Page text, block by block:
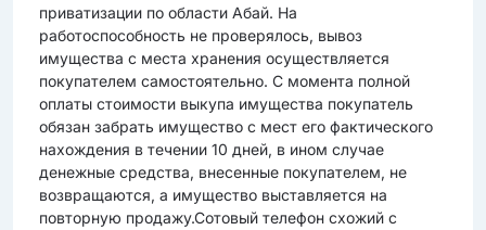
приватизации по области Абай. На
работоспособность не проверялось, вывоз
имущества c места хранения осуществляется
покупателем самостоятельно. С момента полной
оплаты стоимости выкупа имущества покупатель
обязан забрать имущество с мест его фактического
нахождения в течении 10 дней, в ином случае
денежные средства, внесенные покупателем, не
возвращаются, а имущество выставляется на
повторную продажу.Сотовый телефон схожий с